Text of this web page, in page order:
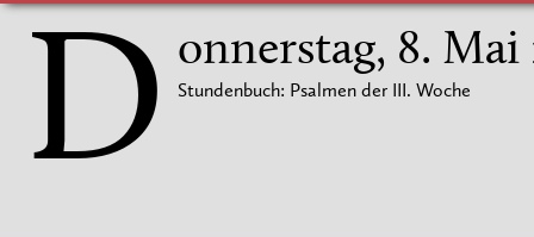
D onnerstag, 8. Mai
Stundenbuch: Psalmen der III. Woche